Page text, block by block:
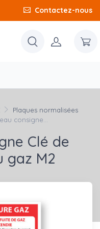
Contactez-nous
Plaques normalisées
consigne...
Clé de
gaz M2